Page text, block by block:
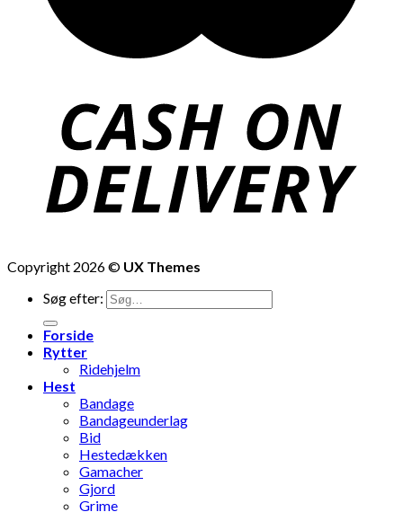
Copyright 2026 © UX Themes
Søg efter:
Forside
Rytter
Ridehjelm
Hest
Bandage
Bandageunderlag
Bid
Hestedækken
Gamacher
Gjord
Grime